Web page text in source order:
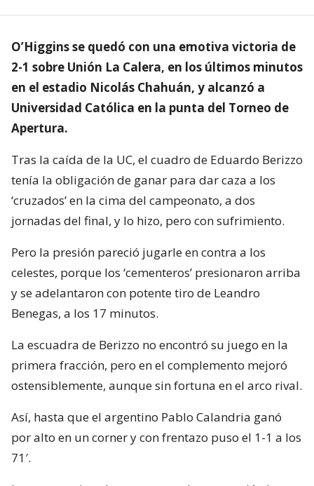
O’Higgins se quedó con una emotiva victoria de
2-1 sobre Unión La Calera, en los últimos minutos
en el estadio Nicolás Chahuán, y alcanzó a
Universidad Católica en la punta del Torneo de
Apertura.
Tras la caída de la UC, el cuadro de Eduardo Berizzo
tenía la obligación de ganar para dar caza a los
‘cruzados’ en la cima del campeonato, a dos
jornadas del final, y lo hizo, pero con sufrimiento.
Pero la presión pareció jugarle en contra a los
celestes, porque los ‘cementeros’ presionaron arriba
y se adelantaron con potente tiro de Leandro
Benegas, a los 17 minutos.
La escuadra de Berizzo no encontró su juego en la
primera fracción, pero en el complemento mejoró
ostensiblemente, aunque sin fortuna en el arco rival.
Así, hasta que el argentino Pablo Calandria ganó
por alto en un corner y con frentazo puso el 1-1 a los
71′.